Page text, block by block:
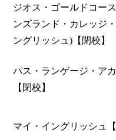
ジオス・ゴールドコー
ンズランド・カレッジ
ングリッシュ)【閉校】
パス・ランゲージ・ア
【閉校】
マイ・イングリッシュ【